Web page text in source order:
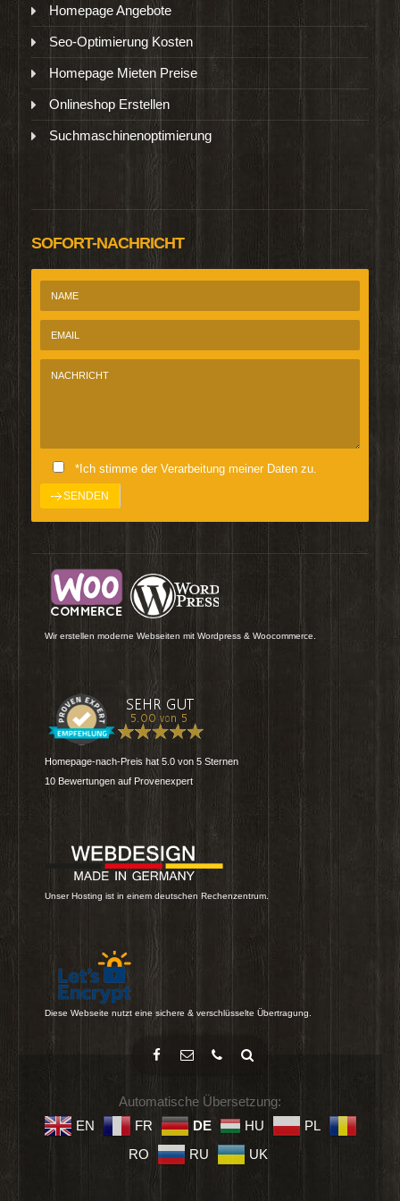
Homepage Angebote
Seo-Optimierung Kosten
Homepage Mieten Preise
Onlineshop Erstellen
Suchmaschinenoptimierung
SOFORT-NACHRICHT
*Ich stimme der Verarbeitung meiner Daten zu.
Wir erstellen moderne Webseiten mit Wordpress & Woocommerce.
Homepage-nach-Preis hat 5.0 von 5 Sternen
10 Bewertungen auf Provenexpert
Unser Hosting ist in einem deutschen Rechenzentrum.
Diese Webseite nutzt eine sichere & verschlüsselte Übertragung.
Automatische Übersetzung:
EN
FR DE HU
PL
RO
RU UK